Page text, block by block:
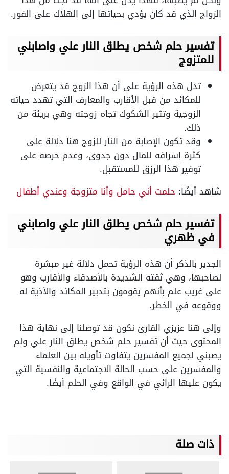
الزواج الذي قد كان يؤدي بحياتها إلى الهلاك على الفور.
تفسير حلم شخص يطلق النار علي واصابني
للمتزوج
تدل هذه الرؤية على أن هذا الزوج قد يتعرض
للمكائد من قبل الأقارب والمعارف التي تهدد حياته
الزوجية وتثير الشكوك تجاه زوجته وهي بريئة من
ذلك.
وقد تكون الإصابة من النار للزوج هنا دلالة على
كثرة إسرافه للمال دون جدوى، وعدم حرصه على
توفير هذا الرزق للمستقبل.
شاهد أيضًا: حلمت أني حامل وأنا متزوجة وعندي أطفال
تفسير حلم شخص يطلق النار علي واصابني
في ظهري
الجدير بالذكر أن هذه الرؤية تحمل دلالة غير مبشرة
لصاحبها، وهي ثقته الشديدة بالأصدقاء والأقارب وهو
على غريب علم بأنهم يقومون بتدبير المكائد والأذية له
ووقوعه في الخطر.
وإلى هنا عزيزي القارئ نكون قد توصلنا إلى نهاية هذا
المحتوى حيث أن تفسير حلم شخص يطلق النار علي ولم
يصبني لجميع المفسرين يتفاوت تأويله بين العلماء
والمفسرين على حسب الحالة الاجتماعية والنفسية التي
يكون عليها الرائي في الواقع وفي الحلم أيضًا.
ذات صلة